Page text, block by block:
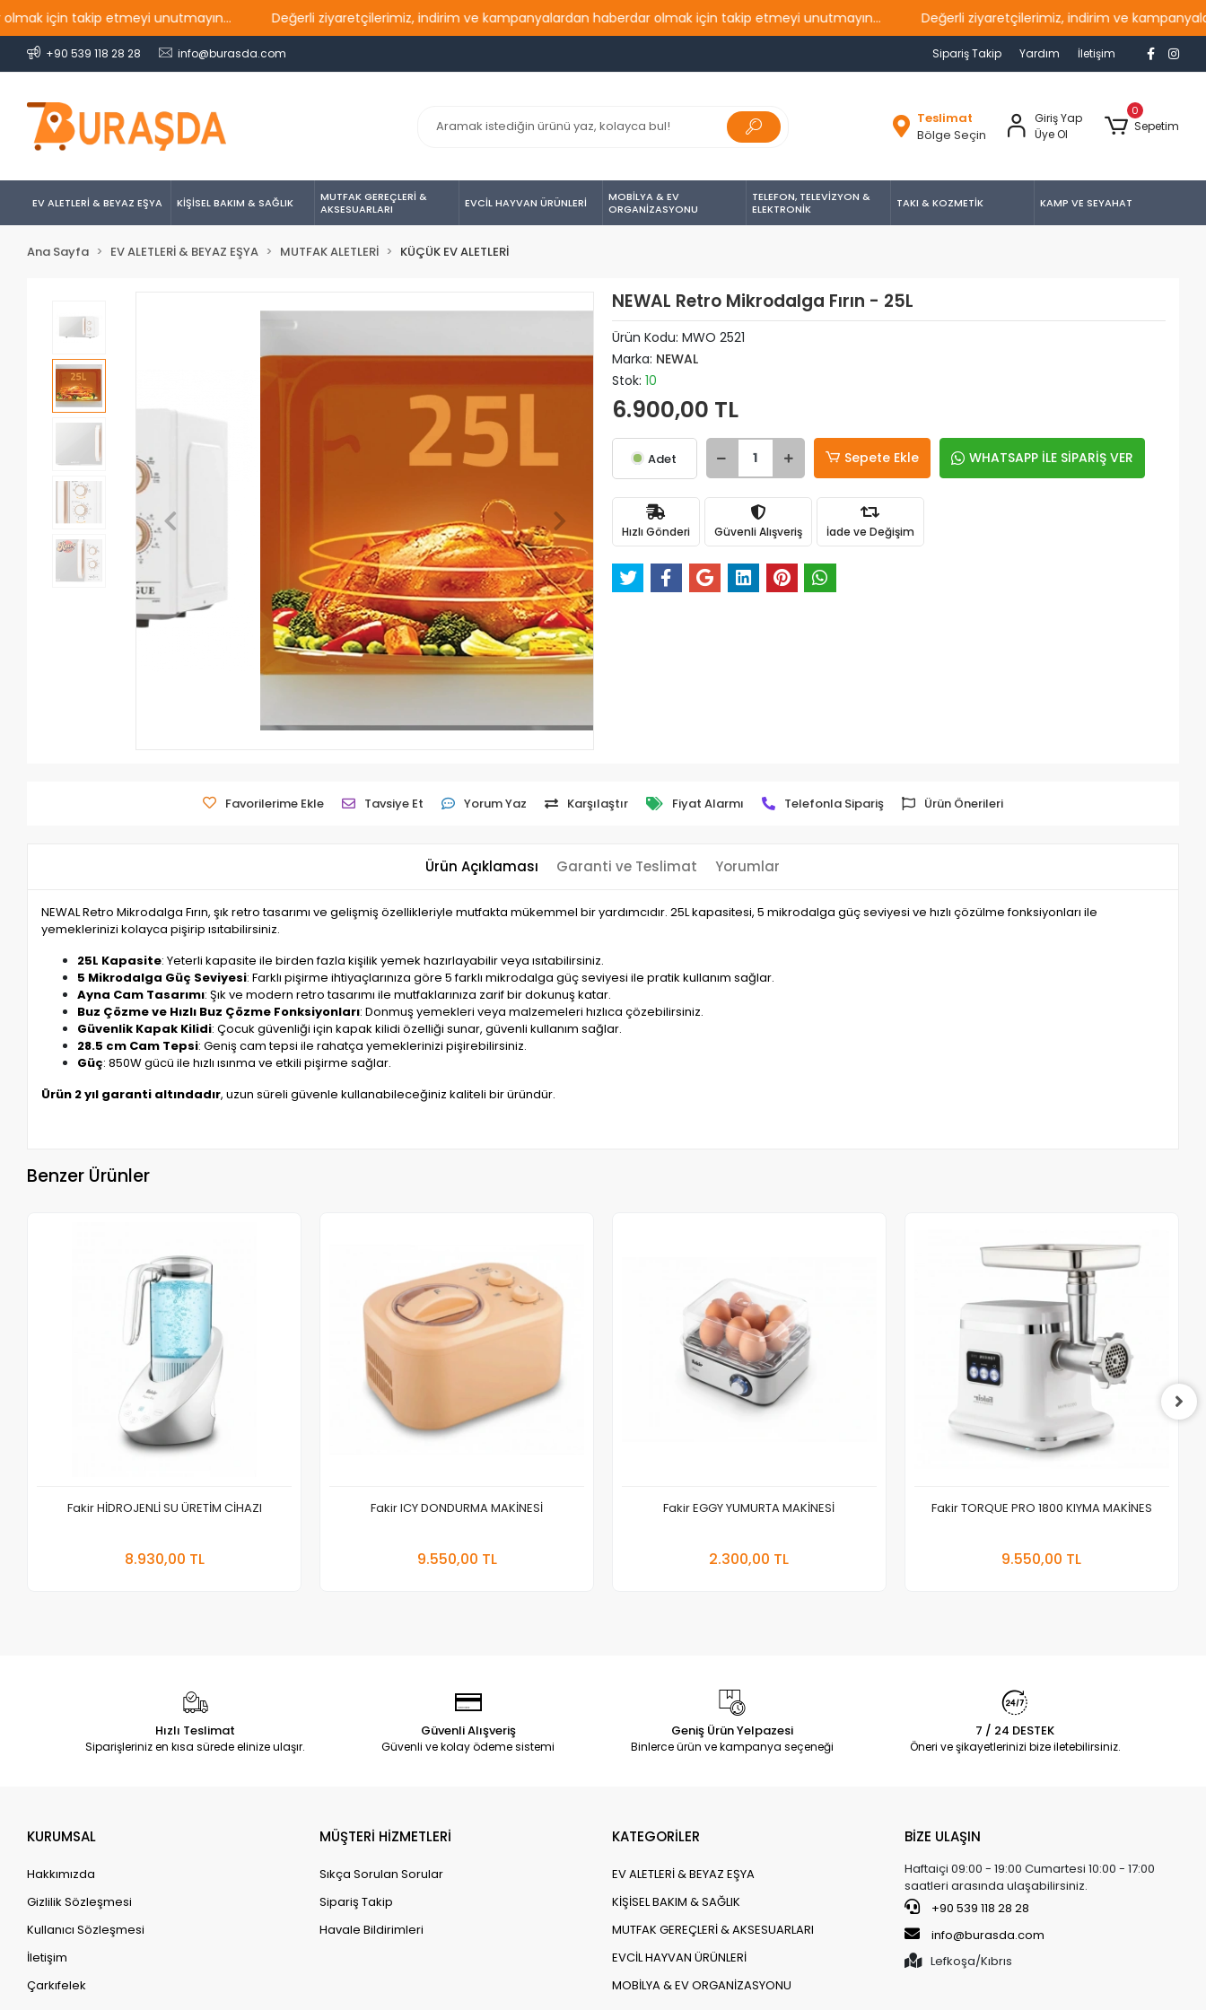
için takip etmeyi unutmayın... Değerli ziyaretçilerimiz, indirim ve kampanyalardan haberdar olmak için takip etmeyi unutmayın... Değerli ziyaretçilerimiz, indirim ve
+90 539 118 28 28 info@burasda.com Sipariş Takip Yardım İletişim
Teslimat
Bölge Seçin
Giriş Yap
Üye Ol
0
Sepetim
EV ALETLERİ & BEYAZ EŞYA KİŞİSEL BAKIM & SAĞLIK
MUTFAK GEREÇLERİ &
AKSESUARLARI
EVCİL HAYVAN ÜRÜNLERİ
MOBİLYA & EV
ORGANİZASYONU
TELEFON, TELEVİZYON &
ELEKTRONİK
TAKI & KOZMETİK KAMP VE SEYAHAT
Ana Sayfa EV ALETLERİ & BEYAZ EŞYA MUTFAK ALETLERİ KÜÇÜK EV ALETLERİ
NEWAL Retro Mikrodalga Fırın - 25L
Ürün Kodu: MWO 2521
Marka: NEWAL
Stok: 10
6.900,00 TL
Adet Sepete Ekle WHATSAPP İLE SİPARİŞ VER
Hızlı Gönderi Güvenli Alışveriş İade ve Değişim
Favorilerime Ekle Tavsiye Et Yorum Yaz Karşılaştır Fiyat Alarmı Telefonla Sipariş Ürün Önerileri
Ürün Açıklaması Garanti ve Teslimat Yorumlar
NEWAL Retro Mikrodalga Fırın, şık retro tasarımı ve gelişmiş özellikleriyle mutfakta mükemmel bir yardımcıdır. 25L kapasitesi, 5 mikrodalga güç seviyesi ve hızlı çözülme fonksiyonları ile
yemeklerinizi kolayca pişirip ısıtabilirsiniz.
25L Kapasite: Yeterli kapasite ile birden fazla kişilik yemek hazırlayabilir veya ısıtabilirsiniz.
5 Mikrodalga Güç Seviyesi: Farklı pişirme ihtiyaçlarınıza göre 5 farklı mikrodalga güç seviyesi ile pratik kullanım sağlar.
Ayna Cam Tasarımı: Şık ve modern retro tasarımı ile mutfaklarınıza zarif bir dokunuş katar.
Buz Çözme ve Hızlı Buz Çözme Fonksiyonları: Donmuş yemekleri veya malzemeleri hızlıca çözebilirsiniz.
Güvenlik Kapak Kilidi: Çocuk güvenliği için kapak kilidi özelliği sunar, güvenli kullanım sağlar.
28.5 cm Cam Tepsi: Geniş cam tepsi ile rahatça yemeklerinizi pişirebilirsiniz.
Güç: 850W gücü ile hızlı ısınma ve etkili pişirme sağlar.
Ürün 2 yıl garanti altındadır, uzun süreli güvenle kullanabileceğiniz kaliteli bir üründür.
Benzer Ürünler
Fakir HİDROJENLİ SU ÜRETİM CİHAZI
8.930,00 TL
Fakir ICY DONDURMA MAKİNESİ
9.550,00 TL
Fakir EGGY YUMURTA MAKİNESİ
2.300,00 TL
Fakir TORQUE PRO 1800 KIYMA MAKİNES
9.550,00 TL
Hızlı Teslimat
Siparişleriniz en kısa sürede elinize ulaşır.
Güvenli Alışveriş
Güvenli ve kolay ödeme sistemi
Geniş Ürün Yelpazesi
Binlerce ürün ve kampanya seçeneği
7 / 24 DESTEK
Öneri ve şikayetlerinizi bize iletebilirsiniz.
KURUMSAL
Hakkımızda
Gizlilik Sözleşmesi
Kullanıcı Sözleşmesi
İletişim
Çarkıfelek
MÜŞTERİ HİZMETLERİ
Sıkça Sorulan Sorular
Sipariş Takip
Havale Bildirimleri
KATEGORİLER
EV ALETLERİ & BEYAZ EŞYA
KİŞİSEL BAKIM & SAĞLIK
MUTFAK GEREÇLERİ & AKSESUARLARI
EVCİL HAYVAN ÜRÜNLERİ
MOBİLYA & EV ORGANİZASYONU
BİZE ULAŞIN
Haftaiçi 09:00 - 19:00 Cumartesi 10:00 - 17:00
saatleri arasında ulaşabilirsiniz.
+90 539 118 28 28
info@burasda.com
Lefkoşa/Kıbrıs